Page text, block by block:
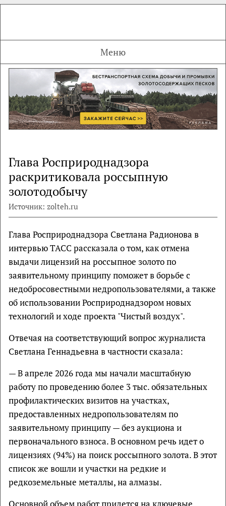
Меню
Глава Росприроднадзора
раскритиковала россыпную
золотодобычу
Источник: zolteh.ru
Глава Росприроднадзора Светлана Радионова в
интервью ТАСС рассказала о том, как отмена
выдачи лицензий на россыпное золото по
заявительному принципу поможет в борьбе с
недобросовестными недропользователями, а также
об использовании Росприроднадзором новых
технологий и ходе проекта "Чистый воздух".
Отвечая на соответствующий вопрос журналиста
Светлана Геннадьевна в частности сказала:
— В апреле 2026 года мы начали масштабную
работу по проведению более 3 тыс. обязательных
профилактических визитов на участках,
предоставленных недропользователям по
заявительному принципу — без аукциона и
первоначального взноса. В основном речь идет о
лицензиях (94%) на поиск россыпного золота. В этот
список же вошли и участки на редкие и
редкоземельные металлы, на алмазы.